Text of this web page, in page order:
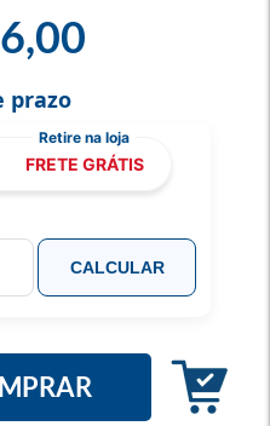
prazo
FRETE GRÁTIS
CALCULAR